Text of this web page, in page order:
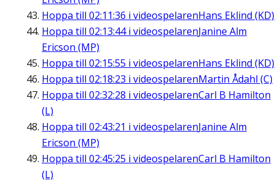
Hoppa till 02:11:36 i videospelarenHans Eklind (KD)
Hoppa till 02:13:44i videospelarenJanine Alm
Ericson (MP)
Hoppa till 02:15:55 i videospelarenHans Eklind (KD)
Hoppa till 02:18:23 i videospelarenMartin Ådahl (C)
Hoppa till 02:32:28 i videospelarenCarl B Hamilton
(L)
Hoppa till 02:43:21 i videospelarenJanine Alm
Ericson (MP)
Hoppa till 02:45:25 i videospelarenCarl B Hamilton
(L)